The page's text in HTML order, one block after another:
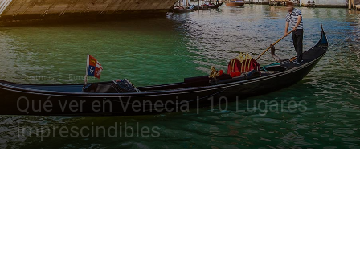
Destinos Europa
Qué ver en Venecia | 10 Lugares
imprescindibles